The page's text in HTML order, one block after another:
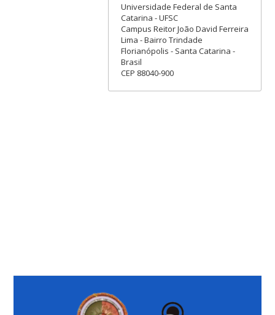
Universidade Federal de Santa
Catarina - UFSC
Campus Reitor João David Ferreira
Lima - Bairro Trindade
Florianópolis - Santa Catarina -
Brasil
CEP 88040-900